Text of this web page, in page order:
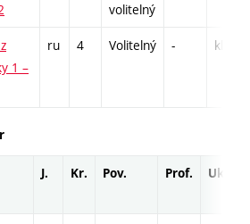
volitelný
1 –
ru 4 Volitelný - kl
J. Kr. Pov. Prof. Uk.